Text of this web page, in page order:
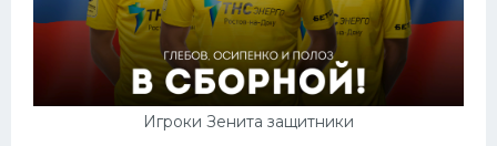
Игроки Зенита защитники